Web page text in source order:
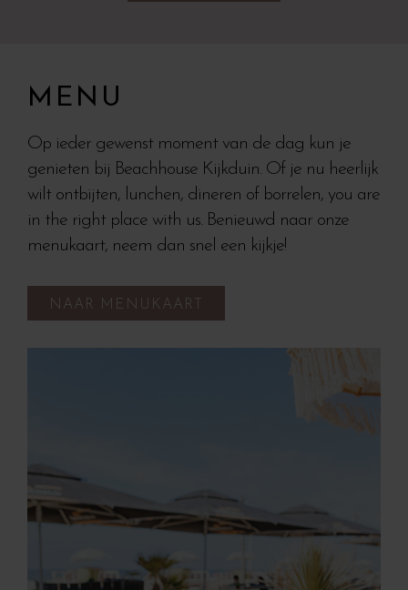
MENU
Op ieder gewenst moment van de dag kun je
genieten bij Beachhouse Kijkduin. Of je nu heerlijk
wilt ontbijten, lunchen, dineren of borrelen, you are
in the right place with us. Benieuwd naar onze
menukaart, neem dan snel een kijkje!
NAAR MENUKAART